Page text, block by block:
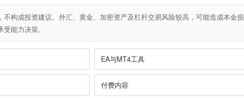
不构成投资建议。外汇、黄金、加密资产及杠杆交易风险较高，可能造成本金损
能力决策。
EA与MT4工具
付费内容